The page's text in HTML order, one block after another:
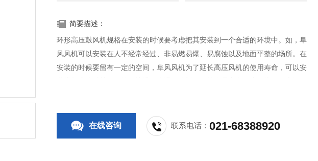
简要描述：
环形高压鼓风机规格在安装的时候要考虑把其安装到一个合适的环境中。如，阜
风风机可以安装在人不经常经过、非易燃易爆、易腐蚀以及地面平整的场所。在
安装的时候要留有一定的空间，阜风风机为了延长高压风机的使用寿命，可以安
装排气扇等对其周围的环境进行降温。这样做保护人员安全，为日常工作也提供
在线咨询 联系电话：021-68388920